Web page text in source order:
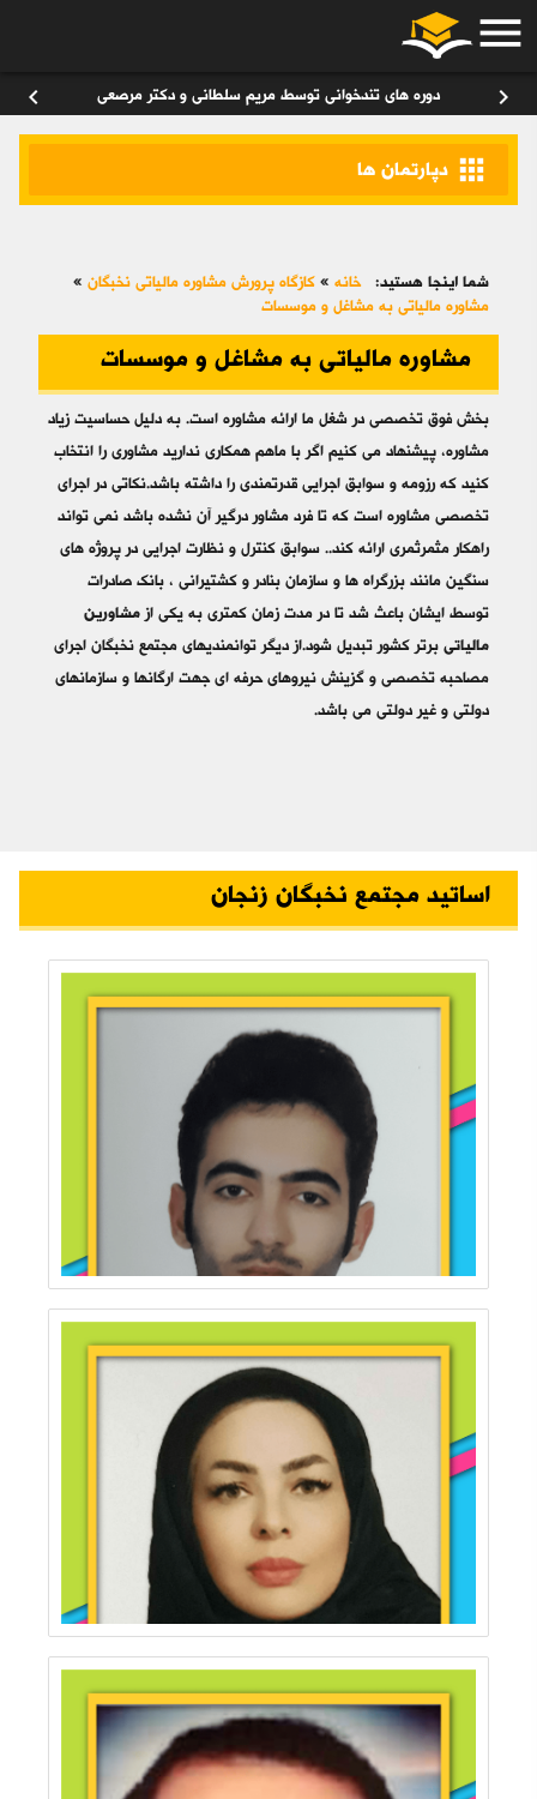
menu
chevron_right دوره های تندخوانی توسط مریم سلطانی و دکتر مرصعی chevron_left
apps دپارتمان ها
شما اینجا هستید: خانه » کازگاه پرورش مشاوره مالیاتی نخبگان »
مشاوره مالیاتی به مشاغل و موسسات
مشاوره مالیاتی به مشاغل و موسسات
بخش فوق تخصصی در شغل ما ارائه مشاوره است. به دلیل حساسیت زیاد
مشاوره، پیشنهاد می کنیم اگر با ماهم همکاری ندارید مشاوری را انتخاب
کنید که رزومه و سوابق اجرایی قدرتمندی را داشته باشد.نکاتی در اجرای
تخصصی مشاوره است که تا فرد مشاور درگیر آن نشده باشد نمی تواند
راهکار مثمرثمری ارائه کند.. سوابق کنترل و نظارت اجرایی در پروژه های
سنگین مانند بزرگراه ها و سازمان بنادر و کشتیرانی ، بانک صادرات
توسط ایشان باعث شد تا در مدت زمان کمتری به یکی از مشاورین
مالیاتی برتر کشور تبدیل شود.از دیگر توانمندیهای مجتمع نخبگان اجرای
مصاحبه تخصصی و گزینش نیروهای حرفه ای جهت ارگانها و سازمانهای
دولتی و غیر دولتی می باشد.
اساتید مجتمع نخبگان زنجان